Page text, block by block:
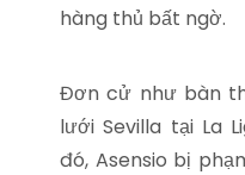
hàng thủ bất ngờ.
Đơn cử như bàn
lưới Sevilla tại La
đó, Asensio bị